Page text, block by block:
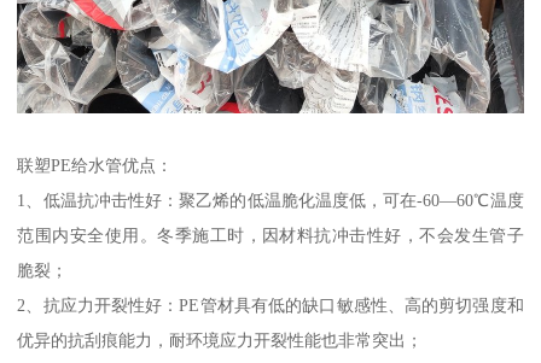
联塑PE给水管优点：
1、低温抗冲击性好：聚乙烯的低温脆化温度低，可在-60—60℃温度
范围内安全使用。冬季施工时，因材料抗冲击性好，不会发生管子
脆裂；
2、抗应力开裂性好：PE管材具有低的缺口敏感性、高的剪切强度和
优异的抗刮痕能力，耐环境应力开裂性能也非常突出；